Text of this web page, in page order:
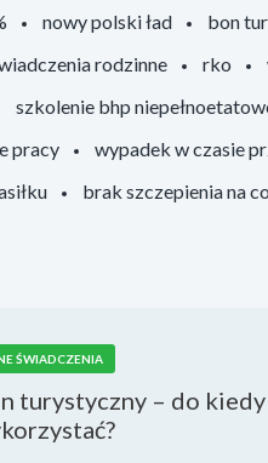
nowy polski ład bon
rodzinne rko
szkolenie bhp
pracy wypadek w czasie
brak szczepienia na
ŚWIADCZENIA
turystyczny – do kiedy